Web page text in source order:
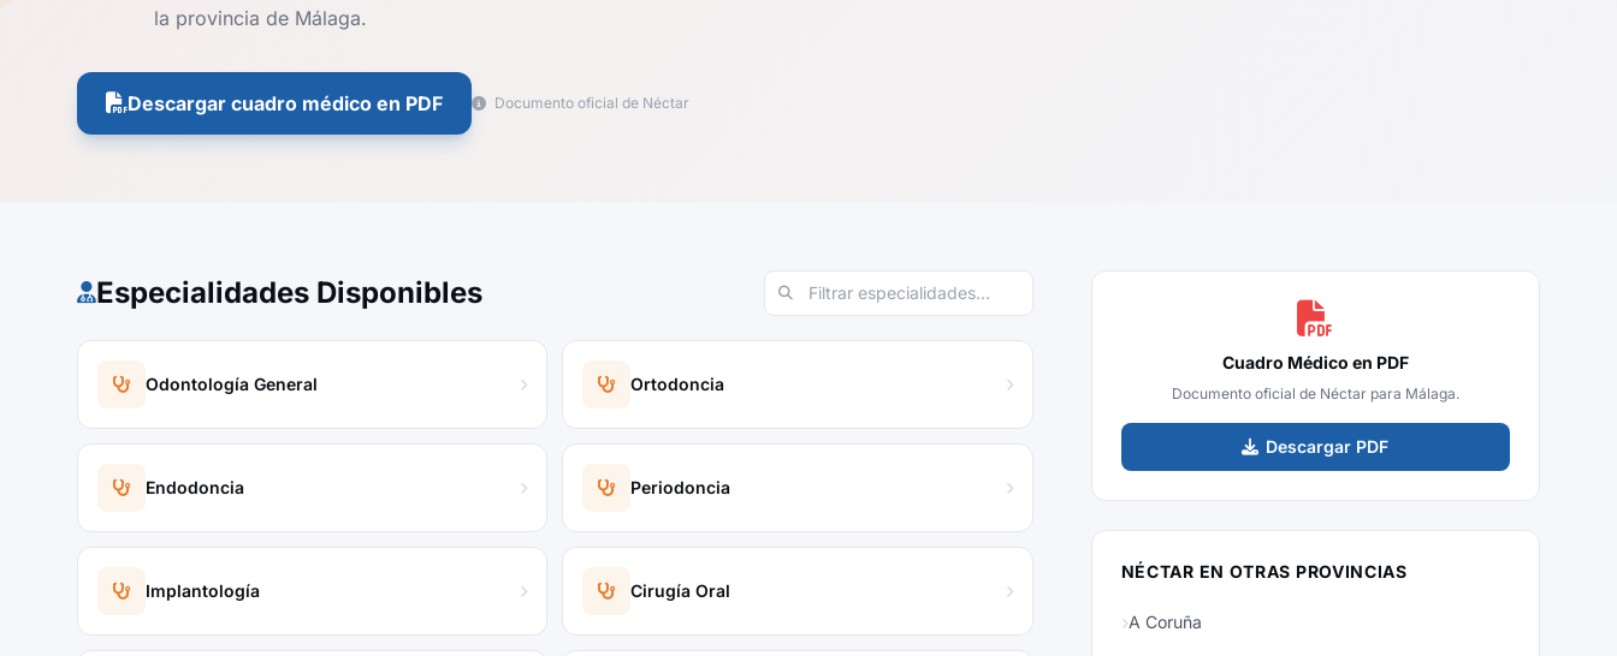
la provincia de Málaga.
Descargar cuadro médico en PDF Documento oficial de Néctar
Especialidades Disponibles
Odontología General Ortodoncia
Endodoncia Periodoncia
Implantología Cirugía Oral
Cuadro Médico en PDF
Documento oficial de Néctar para Málaga.
Descargar PDF
NÉCTAR EN OTRAS PROVINCIAS
A Coruña